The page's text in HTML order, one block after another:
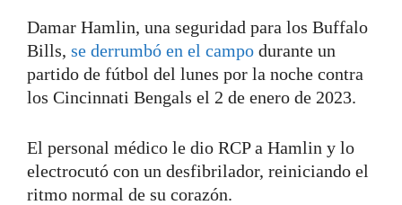
Damar Hamlin, una seguridad para los Buffalo
Bills, se derrumbó en el campo durante un
partido de fútbol del lunes por la noche contra
los Cincinnati Bengals el 2 de enero de 2023.
El personal médico le dio RCP a Hamlin y lo
electrocutó con un desfibrilador, reiniciando el
ritmo normal de su corazón.